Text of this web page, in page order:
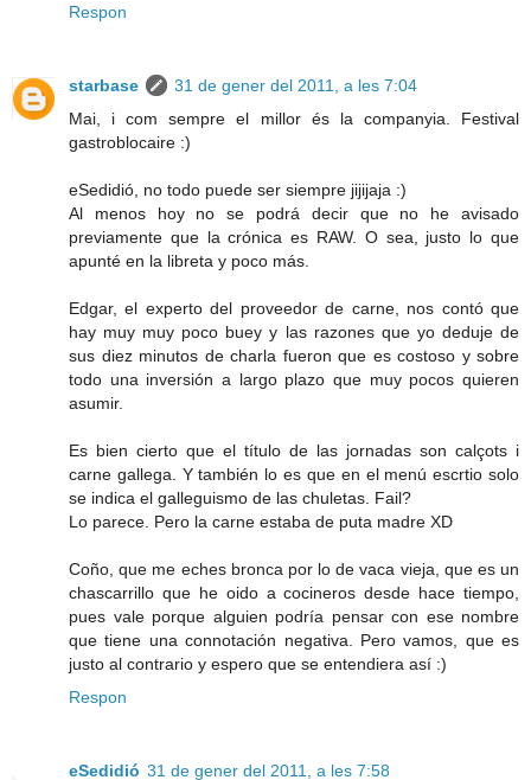
Respon
starbase
31 de gener del 2011, a les 7:04
Mai, i com sempre el millor és la companyia. Festival
gastroblocaire :)
eSedidió, no todo puede ser siempre jijijaja :)
Al menos hoy no se podrá decir que no he avisado
previamente que la crónica es RAW. O sea, justo lo que
apunté en la libreta y poco más.
Edgar, el experto del proveedor de carne, nos contó que
hay muy muy poco buey y las razones que yo deduje de
sus diez minutos de charla fueron que es costoso y sobre
todo una inversión a largo plazo que muy pocos quieren
asumir.
Es bien cierto que el título de las jornadas son calçots i
carne gallega. Y también lo es que en el menú escrtio solo
se indica el galleguismo de las chuletas. Fail?
Lo parece. Pero la carne estaba de puta madre XD
Coño, que me eches bronca por lo de vaca vieja, que es un
chascarrillo que he oido a cocineros desde hace tiempo,
pues vale porque alguien podría pensar con ese nombre
que tiene una connotación negativa. Pero vamos, que es
justo al contrario y espero que se entendiera así :)
Respon
eSedidió 31 de gener del 2011, a les 7:58